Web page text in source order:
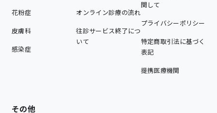
花粉症
皮膚科
感染症
オンライン診療の流れ
往診サービス終了につ
いて
関して
プライバシーポリシー
特定商取引法に基づく
表記
提携医療機関
その他